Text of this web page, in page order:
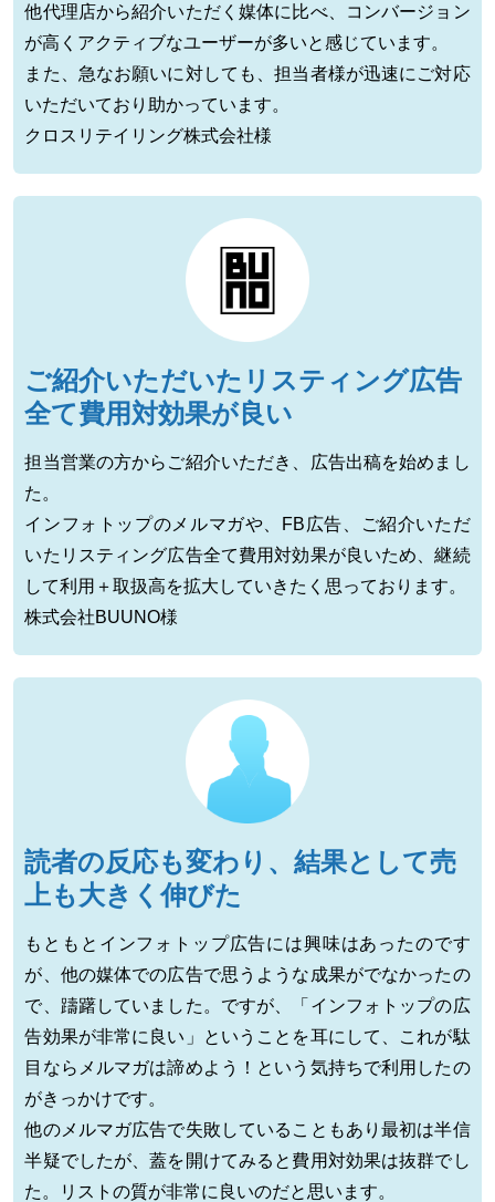
他代理店から紹介いただく媒体に比べ、コンバージョン
が高くアクティブなユーザーが多いと感じています。
また、急なお願いに対しても、担当者様が迅速にご対応
いただいており助かっています。
クロスリテイリング株式会社様
ご紹介いただいたリスティング広告
全て費用対効果が良い
担当営業の方からご紹介いただき、広告出稿を始めまし
た。
インフォトップのメルマガや、FB広告、ご紹介いただ
いたリスティング広告全て費用対効果が良いため、継続
して利用＋取扱高を拡大していきたく思っております。
株式会社BUUNO様
読者の反応も変わり、結果として売
上も大きく伸びた
もともとインフォトップ広告には興味はあったのです
が、他の媒体での広告で思うような成果がでなかったの
で、躊躇していました。ですが、「インフォトップの広
告効果が非常に良い」ということを耳にして、これが駄
目ならメルマガは諦めよう！という気持ちで利用したの
がきっかけです。
他のメルマガ広告で失敗していることもあり最初は半信
半疑でしたが、蓋を開けてみると費用対効果は抜群でし
た。リストの質が非常に良いのだと思います。